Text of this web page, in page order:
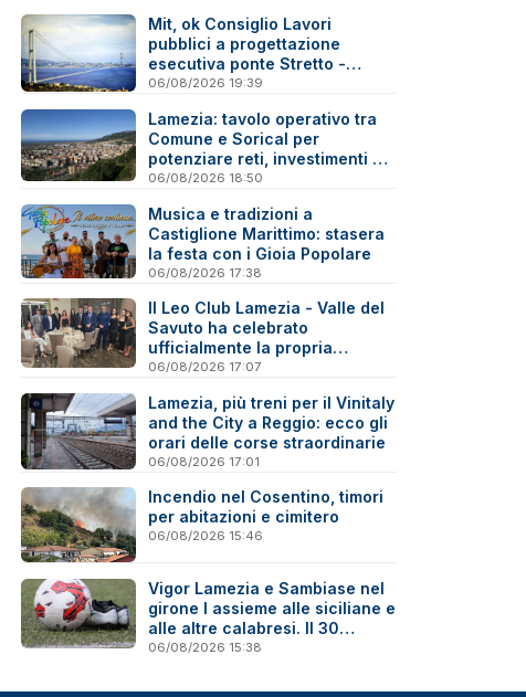
Mit, ok Consiglio Lavori
pubblici a progettazione
esecutiva ponte Stretto -
Reazioni
06/08/2026 19:39
Lamezia: tavolo operativo tra
Comune e Sorical per
potenziare reti, investimenti e
manutenzione
06/08/2026 18:50
Musica e tradizioni a
Castiglione Marittimo: stasera
la festa con i Gioia Popolare
06/08/2026 17:38
Il Leo Club Lamezia - Valle del
Savuto ha celebrato
ufficialmente la propria
riattivazione
06/08/2026 17:07
Lamezia, più treni per il Vinitaly
and the City a Reggio: ecco gli
orari delle corse straordinarie
06/08/2026 17:01
Incendio nel Cosentino, timori
per abitazioni e cimitero
06/08/2026 15:46
Vigor Lamezia e Sambiase nel
girone I assieme alle siciliane e
alle altre calabresi. Il 30
agosto stracittadina di Coppa
06/08/2026 15:38